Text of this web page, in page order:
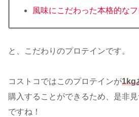
風味にこだわった本格的な
と、こだわりのプロテインです。
コストコではこのプロテインが1kg
購入することができるため、是非
ですね！